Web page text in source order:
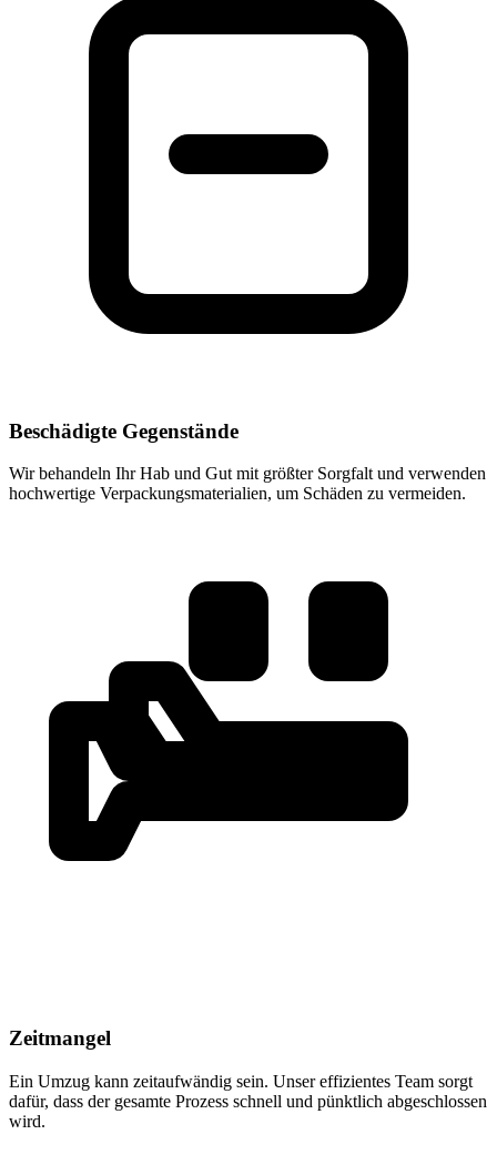
Beschädigte Gegenstände
Wir behandeln Ihr Hab und Gut mit größter Sorgfalt und verwenden
hochwertige Verpackungsmaterialien, um Schäden zu vermeiden.
Zeitmangel
Ein Umzug kann zeitaufwändig sein. Unser effizientes Team sorgt
dafür, dass der gesamte Prozess schnell und pünktlich abgeschlossen
wird.